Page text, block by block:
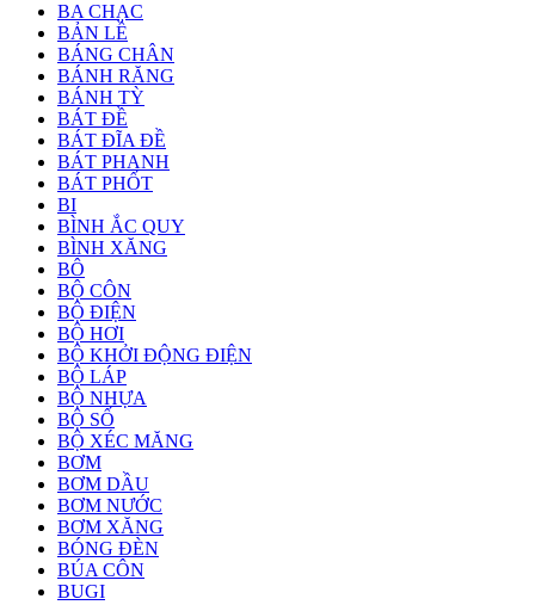
BA CHẠC
BẢN LỀ
BÁNG CHÂN
BÁNH RĂNG
BÁNH TỲ
BÁT ĐỀ
BÁT ĐĨA ĐỀ
BÁT PHANH
BÁT PHỐT
BI
BÌNH ẮC QUY
BÌNH XĂNG
BÔ
BỘ CÔN
BỘ ĐIỆN
BỘ HƠI
BỘ KHỞI ĐỘNG ĐIỆN
BỘ LÁP
BỘ NHỰA
BỘ SỐ
BỘ XÉC MĂNG
BƠM
BƠM DẦU
BƠM NƯỚC
BƠM XĂNG
BÓNG ĐÈN
BÚA CÔN
BUGI